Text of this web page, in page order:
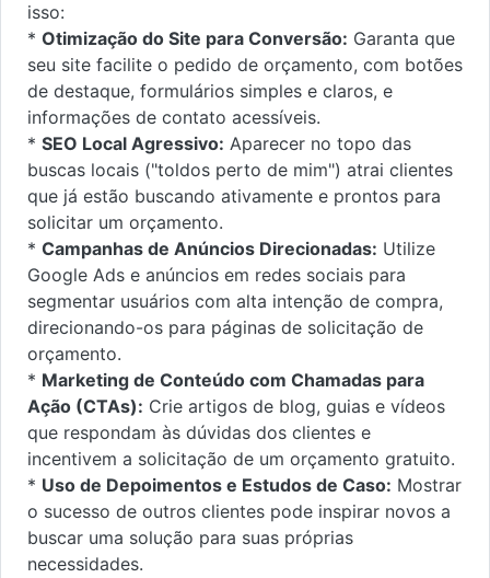
isso:
* Otimização do Site para Conversão: Garanta que
seu site facilite o pedido de orçamento, com botões
de destaque, formulários simples e claros, e
informações de contato acessíveis.
* SEO Local Agressivo: Aparecer no topo das
buscas locais ("toldos perto de mim") atrai clientes
que já estão buscando ativamente e prontos para
solicitar um orçamento.
* Campanhas de Anúncios Direcionadas: Utilize
Google Ads e anúncios em redes sociais para
segmentar usuários com alta intenção de compra,
direcionando-os para páginas de solicitação de
orçamento.
* Marketing de Conteúdo com Chamadas para
Ação (CTAs): Crie artigos de blog, guias e vídeos
que respondam às dúvidas dos clientes e
incentivem a solicitação de um orçamento gratuito.
* Uso de Depoimentos e Estudos de Caso: Mostrar
o sucesso de outros clientes pode inspirar novos a
buscar uma solução para suas próprias
necessidades.